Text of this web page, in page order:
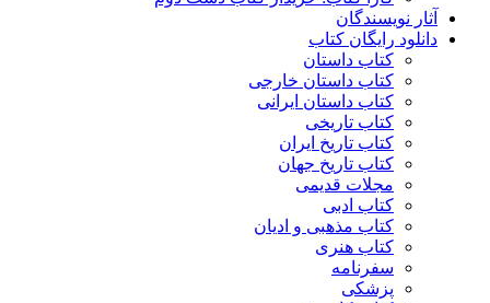
آثار نویسندگان
دانلود رایگان کتاب
کتاب داستان
کتاب داستان خارجی
کتاب داستان ایرانی
کتاب تاریخی
کتاب تاریخ ایران
کتاب تاریخ جهان
مجلات قدیمی
کتاب ادبی
کتاب مذهبی و ادیان
کتاب هنری
سفرنامه
پزشکی